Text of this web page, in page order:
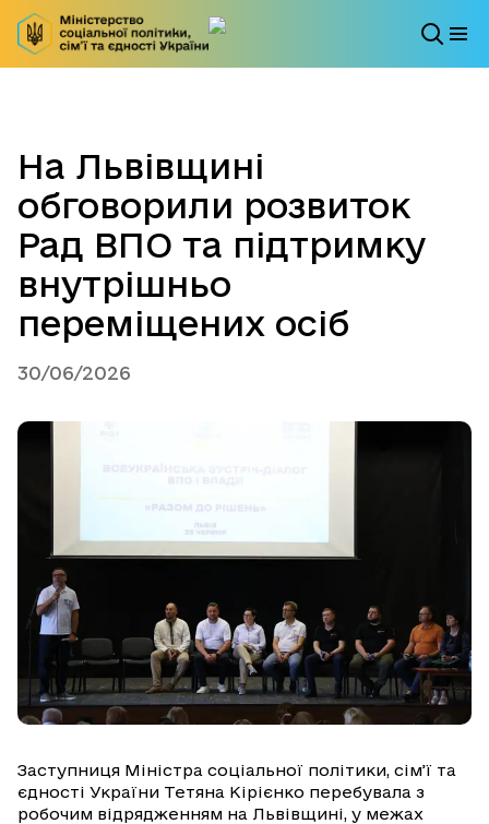
На Львівщині
обговорили розвиток
Рад ВПО та підтримку
внутрішньо
переміщених осіб
30/06/2026
Заступниця Міністра соціальної політики, сім’ї та
єдності України Тетяна Кірієнко перебувала з
робочим відрядженням на Львівщині, у межах